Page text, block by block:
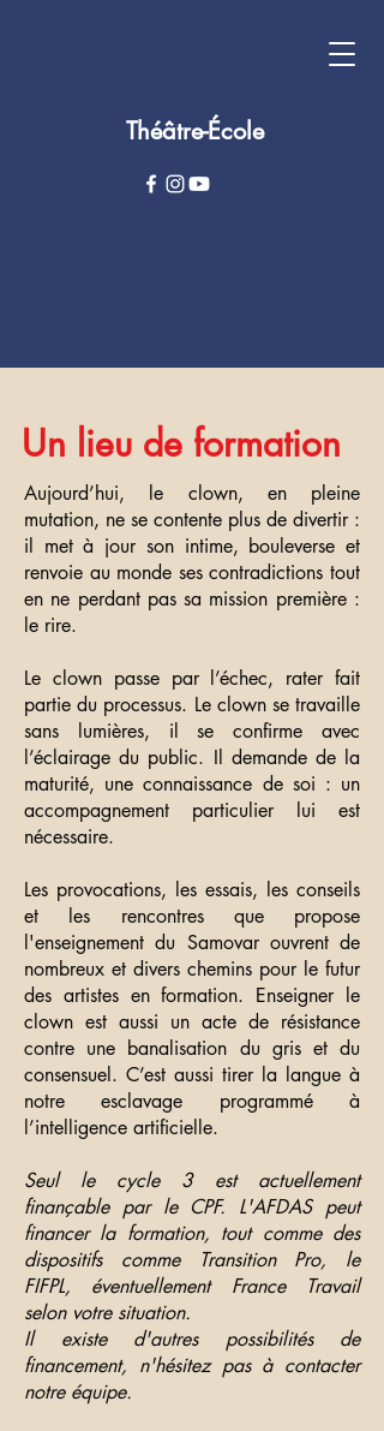
Théâtre-École
Un lieu de formation
Aujourd’hui, le clown, en pleine
mutation, ne se contente plus de divertir :
il met à jour son intime, bouleverse et
renvoie au monde ses contradictions tout
en ne perdant pas sa mission première :
le rire.
Le clown passe par l’échec, rater fait
partie du processus. Le clown se travaille
sans lumières, il se confirme avec
l’éclairage du public. Il demande de la
maturité, une connaissance de soi : un
accompagnement particulier lui est
nécessaire.
Les provocations, les essais, les conseils
et les rencontres que propose
l'enseignement du Samovar ouvrent de
nombreux et divers chemins pour le futur
des artistes en formation. Enseigner le
clown est aussi un acte de résistance
contre une banalisation du gris et du
consensuel. C’est aussi tirer la langue à
notre esclavage programmé à
l’intelligence artificielle.
Seul le cycle 3 est actuellement
finançable par le CPF. L'AFDAS peut
financer la formation, tout comme des
dispositifs comme Transition Pro, le
FIFPL, éventuellement France Travail
selon votre situation.
Il existe d'autres possibilités de
financement, n'hésitez pas à contacter
notre équipe.